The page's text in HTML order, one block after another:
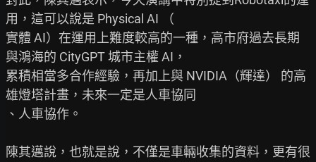
用，這可以說是 Physical AI （
實體 AI）在運用上難度較高的一種，高市府過去長期
與鴻海的 CityGPT 城市主權 AI，
累積相當多合作經驗，再加上與 NVIDIA（輝達） 的高
雄燈塔計畫，未來一定是人車協同
、人車協作。
陳其邁說，也就是說，不僅是車輛收集的資料，更有很